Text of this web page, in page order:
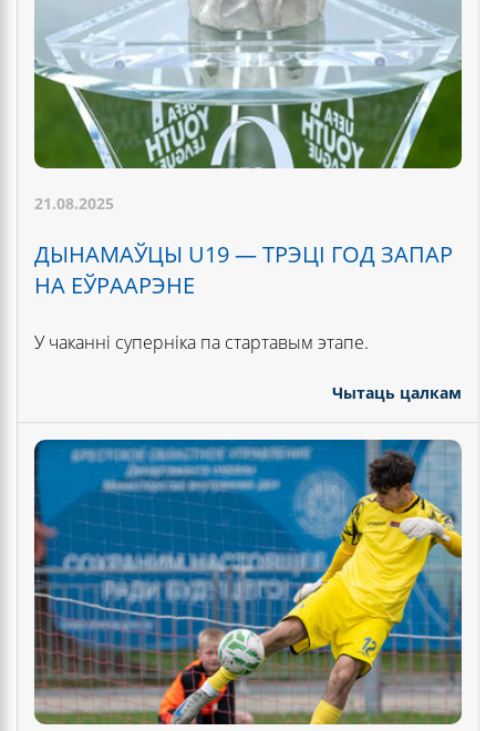
21.08.2025
ДЫНАМАЎЦЫ U19 — ТРЭЦІ ГОД ЗАПАР
НА ЕЎРААРЭНЕ
У чаканні суперніка па стартавым этапе.
Чытаць цалкам